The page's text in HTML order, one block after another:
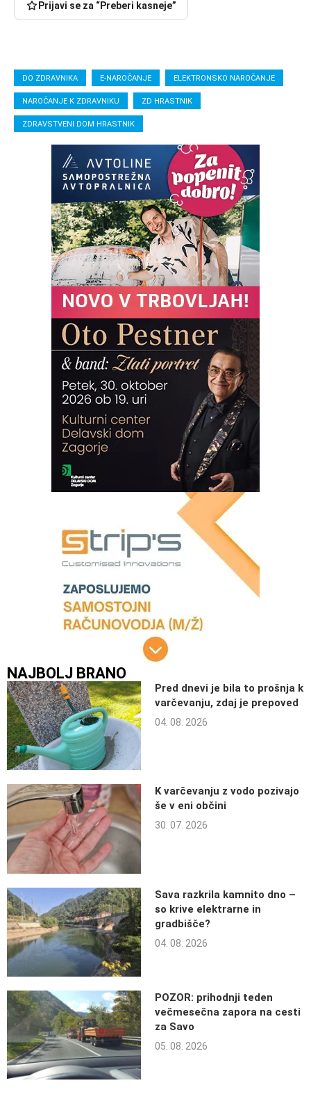
Prijavi se za “Preberi kasneje”
DO ZDRAVNIKA E-NAROČANJE ELEKTRONSKO NAROČANJE
NAROČANJE K ZDRAVNIKU ZD HRASTNIK
ZDRAVSTVENI DOM HRASTNIK
NAJBOLJ BRANO
Pred dnevi je bila to prošnja k
varčevanju, zdaj je prepoved
04. 08. 2026
K varčevanju z vodo pozivajo
še v eni občini
30. 07. 2026
Sava razkrila kamnito dno –
so krive elektrarne in
gradbišče?
04. 08. 2026
POZOR: prihodnji teden
večmesečna zapora na cesti
za Savo
05. 08. 2026